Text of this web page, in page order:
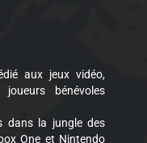
aux jeux vidéo,
bénévoles
dans la jungle des
One et Nintendo